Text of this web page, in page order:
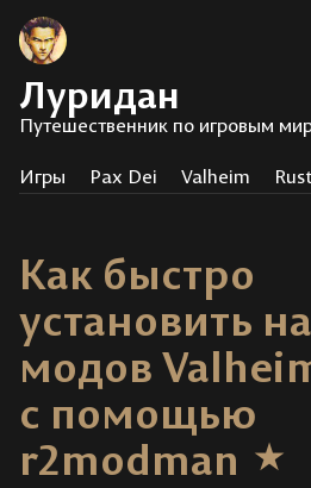
Луридан
Путешественник по игровым
Игры Pax Dei Valheim
Как быстро
установить
модов
с помощью
r2modman